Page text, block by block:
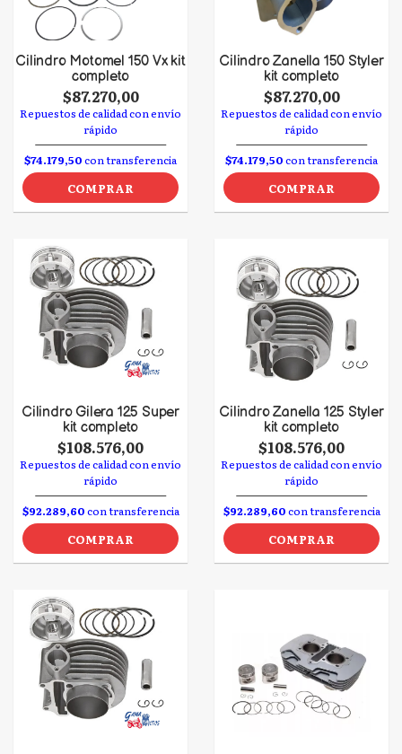
Cilindro Motomel 150 Vx kit
completo
$87.270,00
Repuestos de calidad con envío
rápido
$74.179,50con transferencia
COMPRAR
Cilindro Zanella 150 Styler
kit completo
$87.270,00
Repuestos de calidad con envío
rápido
$74.179,50con transferencia
COMPRAR
Cilindro Gilera 125 Super
kit completo
$108.576,00
Repuestos de calidad con envío
rápido
$92.289,60con transferencia
COMPRAR
Cilindro Zanella 125 Styler
kit completo
$108.576,00
Repuestos de calidad con envío
rápido
$92.289,60con transferencia
COMPRAR